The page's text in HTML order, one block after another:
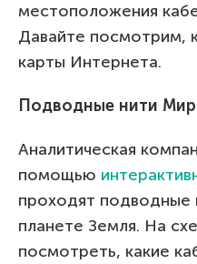
местоположения
Давайте посмотрим,
карты Интернета.
Подводные нити
Аналитическая
помощью
проходят подводные
планете Земля. На
посмотреть, какие